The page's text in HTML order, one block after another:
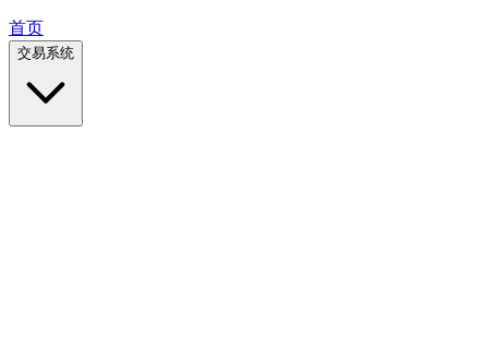
首页
交易系统